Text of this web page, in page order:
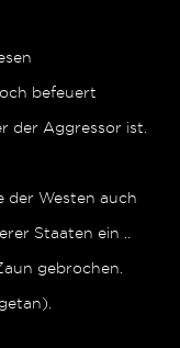
befeuert
der Aggressor ist.
der Westen auch
Staaten ein ..
gebrochen.